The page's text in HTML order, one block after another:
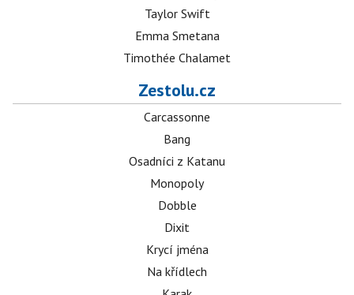
Taylor Swift
Emma Smetana
Timothée Chalamet
Zestolu.cz
Carcassonne
Bang
Osadníci z Katanu
Monopoly
Dobble
Dixit
Krycí jména
Na křídlech